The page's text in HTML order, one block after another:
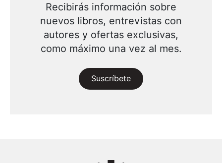
Recibirás información sobre
nuevos libros, entrevistas con
autores y ofertas exclusivas,
como máximo una vez al mes.
Suscríbete